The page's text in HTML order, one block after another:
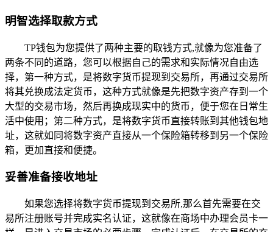
明智选择取款方式
TP钱包为您提供了两种主要的取钱方式,就像为您准备了
两条不同的道路，您可以根据自己的需求和实际情况自由选
择，第一种方式，是将数字货币提现到交易所，再通过交易所
将其兑换成法定货币，这种方式就像是先把数字资产存到一个
大型的交易市场，然后再换成现实中的货币，便于您在日常生
活中使用；第二种方式，是将数字货币直接转账到其他钱包地
址，这就如同将数字资产直接从一个保险箱转移到另一个保险
箱，更加直接和便捷。
妥善准备接收地址
如果您选择将数字货币提现到交易所,那么首先需要在交
易所注册账号并完成实名认证，这就像在商场中办理会员卡一